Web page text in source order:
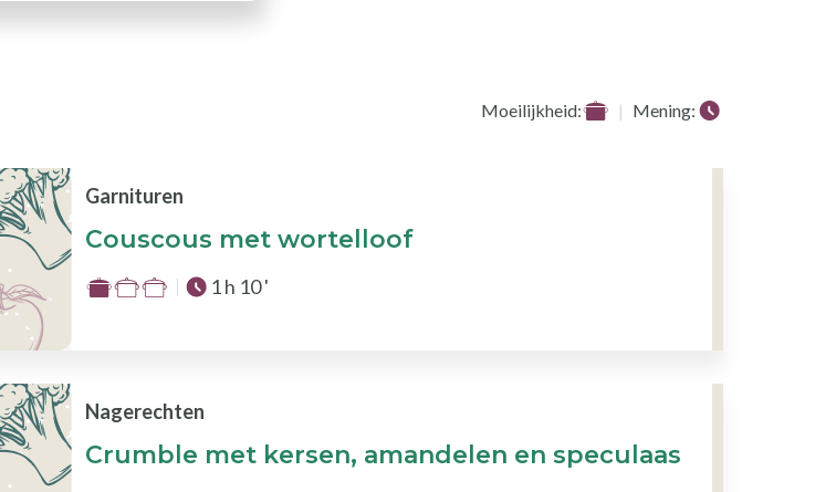
Moeilijkheid: Mening:
Couscous met wortelloof
Garnituren
Moeilijkheid
de
Totale tijd :
1 h 10 '
Crumble met kersen, amandelen en speculaas
Nagerechten